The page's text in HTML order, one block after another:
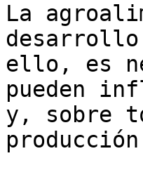
La
ello, es
pueden
y, sobre